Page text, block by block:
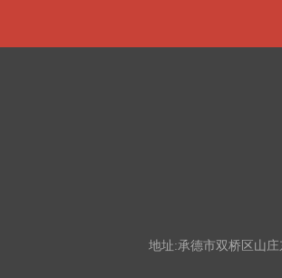
地址:承德市双桥区山庄